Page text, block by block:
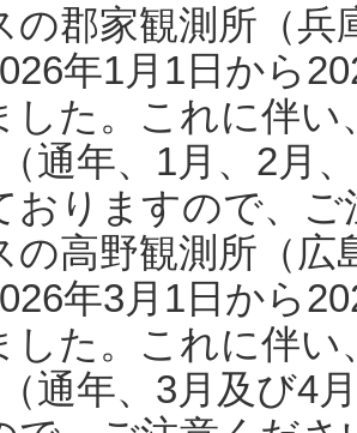
の郡家観測所（
年1月1日から
した。これに伴い
通年、1月、2月
おりますので、
の高野観測所（
年3月1日から
した。これに伴い
通年、3月及び4